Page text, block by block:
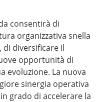
consentirà di
organizzativa snella
di diversificare il
opportunità di
evoluzione. La nuova
sinergia operativa
grado di accelerare la